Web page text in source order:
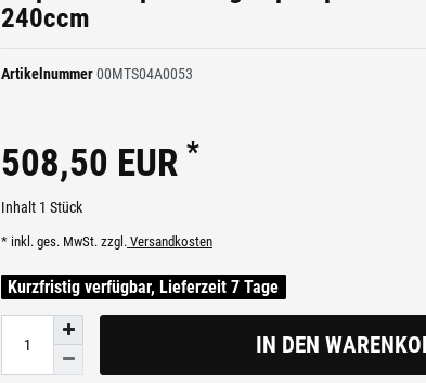
240ccm
Artikelnummer00MTS04A0053
508,50 EUR *
Inhalt 1 Stück
* inkl. ges. MwSt. zzgl. Versandkosten
Kurzfristig verfügbar, Lieferzeit 7 Tage
IN DEN